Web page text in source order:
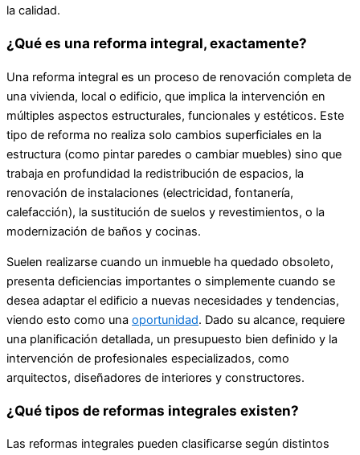
la calidad.
¿Qué es una reforma integral, exactamente?
Una reforma integral es un proceso de renovación completa de
una vivienda, local o edificio, que implica la intervención en
múltiples aspectos estructurales, funcionales y estéticos. Este
tipo de reforma no realiza solo cambios superficiales en la
estructura (como pintar paredes o cambiar muebles) sino que
trabaja en profundidad la redistribución de espacios, la
renovación de instalaciones (electricidad, fontanería,
calefacción), la sustitución de suelos y revestimientos, o la
modernización de baños y cocinas.
Suelen realizarse cuando un inmueble ha quedado obsoleto,
presenta deficiencias importantes o simplemente cuando se
desea adaptar el edificio a nuevas necesidades y tendencias,
viendo esto como una oportunidad. Dado su alcance, requiere
una planificación detallada, un presupuesto bien definido y la
intervención de profesionales especializados, como
arquitectos, diseñadores de interiores y constructores.
¿Qué tipos de reformas integrales existen?
Las reformas integrales pueden clasificarse según distintos